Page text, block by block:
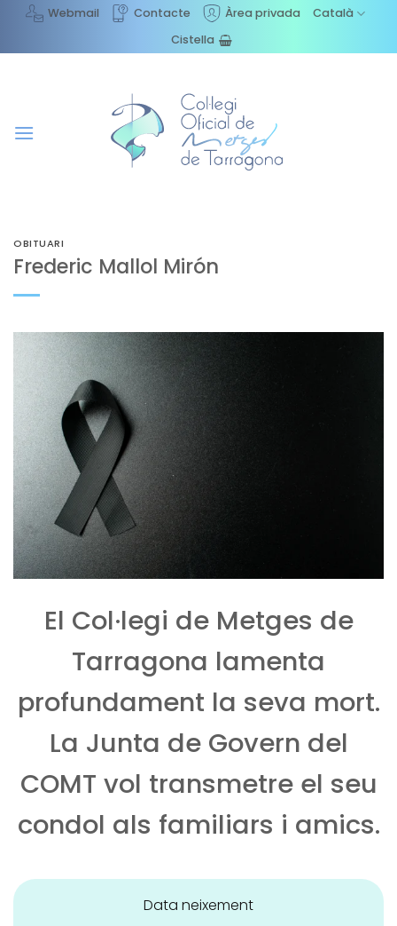
content
Webmail Contacte Àrea privada
Català
Cistella
OBITUARI
Frederic Mallol Mirón
El Col·legi de Metges de
Tarragona lamenta
profundament la seva mort.
La Junta de Govern del
COMT vol transmetre el seu
condol als familiars i amics.
Data neixement